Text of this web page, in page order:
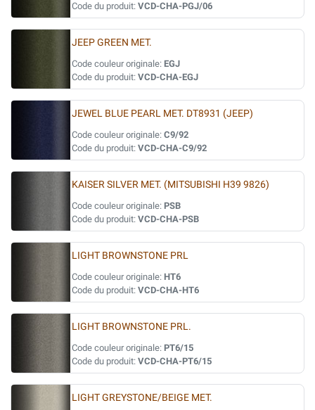
Code du produit: VCD-CHA-PGJ/06
JEEP GREEN MET.
Code couleur originale: EGJ
Code du produit: VCD-CHA-EGJ
JEWEL BLUE PEARL MET. DT8931 (JEEP)
Code couleur originale: C9/92
Code du produit: VCD-CHA-C9/92
KAISER SILVER MET. (MITSUBISHI H39 9826)
Code couleur originale: PSB
Code du produit: VCD-CHA-PSB
LIGHT BROWNSTONE PRL
Code couleur originale: HT6
Code du produit: VCD-CHA-HT6
LIGHT BROWNSTONE PRL.
Code couleur originale: PT6/15
Code du produit: VCD-CHA-PT6/15
LIGHT GREYSTONE/BEIGE MET.